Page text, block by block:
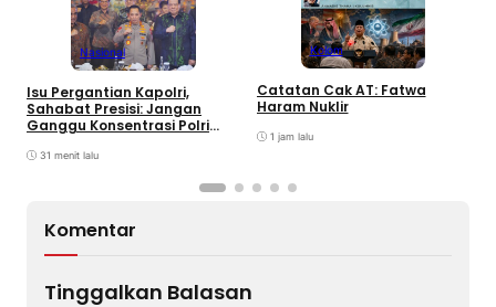
Nasional
Isu Pergantian Kapolri,
Sahabat Presisi: Jangan
Ganggu Konsentrasi Polri
31 menit lalu
Kolom
Catatan Cak AT: Fatwa
Haram Nuklir
1 jam lalu
Komentar
Tinggalkan Balasan